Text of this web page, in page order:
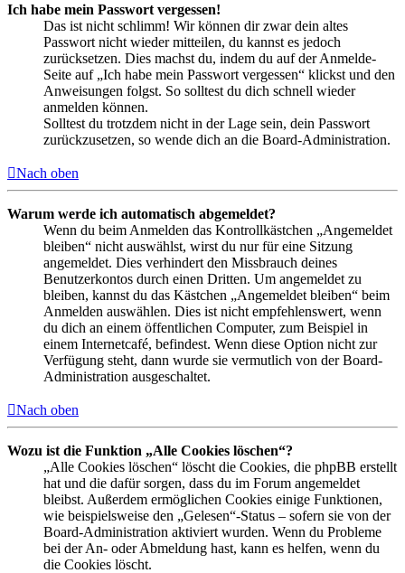
Ich habe mein Passwort vergessen!
Das ist nicht schlimm! Wir können dir zwar dein altes
Passwort nicht wieder mitteilen, du kannst es jedoch
zurücksetzen. Dies machst du, indem du auf der Anmelde-
Seite auf „Ich habe mein Passwort vergessen“ klickst und den
Anweisungen folgst. So solltest du dich schnell wieder
anmelden können.
Solltest du trotzdem nicht in der Lage sein, dein Passwort
zurückzusetzen, so wende dich an die Board-Administration.
Nach oben
Warum werde ich automatisch abgemeldet?
Wenn du beim Anmelden das Kontrollkästchen „Angemeldet
bleiben“ nicht auswählst, wirst du nur für eine Sitzung
angemeldet. Dies verhindert den Missbrauch deines
Benutzerkontos durch einen Dritten. Um angemeldet zu
bleiben, kannst du das Kästchen „Angemeldet bleiben“ beim
Anmelden auswählen. Dies ist nicht empfehlenswert, wenn
du dich an einem öffentlichen Computer, zum Beispiel in
einem Internetcafé, befindest. Wenn diese Option nicht zur
Verfügung steht, dann wurde sie vermutlich von der Board-
Administration ausgeschaltet.
Nach oben
Wozu ist die Funktion „Alle Cookies löschen“?
„Alle Cookies löschen“ löscht die Cookies, die phpBB erstellt
hat und die dafür sorgen, dass du im Forum angemeldet
bleibst. Außerdem ermöglichen Cookies einige Funktionen,
wie beispielsweise den „Gelesen“-Status – sofern sie von der
Board-Administration aktiviert wurden. Wenn du Probleme
bei der An- oder Abmeldung hast, kann es helfen, wenn du
die Cookies löscht.